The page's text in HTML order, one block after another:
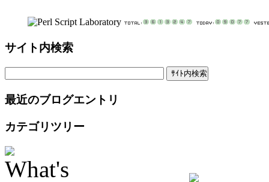
サイト内検索
最近のブログエントリ
カテゴリツリー